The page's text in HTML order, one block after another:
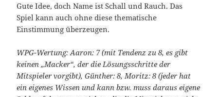
Gute Idee, doch Name ist Schall und Rauch. Das
Spiel kann auch ohne diese thematische
Einstimmung überzeugen.
WPG-Wertung: Aaron: 7 (mit Tendenz zu 8, es gibt
keinen „Macker“, der die Lösungsschritte der
Mitspieler vorgibt), Günther: 8, Moritz: 8 (jeder hat
ein eigenes Wissen und kann bzw. muss daraus eigene